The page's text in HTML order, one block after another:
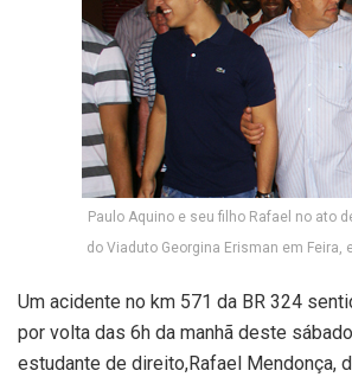
Paulo Aquino e seu filho Rafael no ato
do Viaduto Georgina Erisman em Feira,
Um acidente no km 571 da BR 324
por volta das 6h da manhã deste
estudante de direito,Rafael Mendonça,